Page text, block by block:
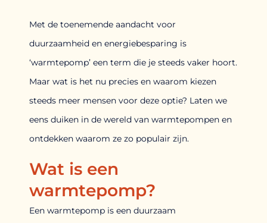
Met de toenemende aandacht voor
duurzaamheid en energiebesparing is
‘warmtepomp’ een term die je steeds vaker hoort.
Maar wat is het nu precies en waarom kiezen
steeds meer mensen voor deze optie? Laten we
eens duiken in de wereld van warmtepompen en
ontdekken waarom ze zo populair zijn.
Wat is een
warmtepomp?
Een warmtepomp is een duurzaam